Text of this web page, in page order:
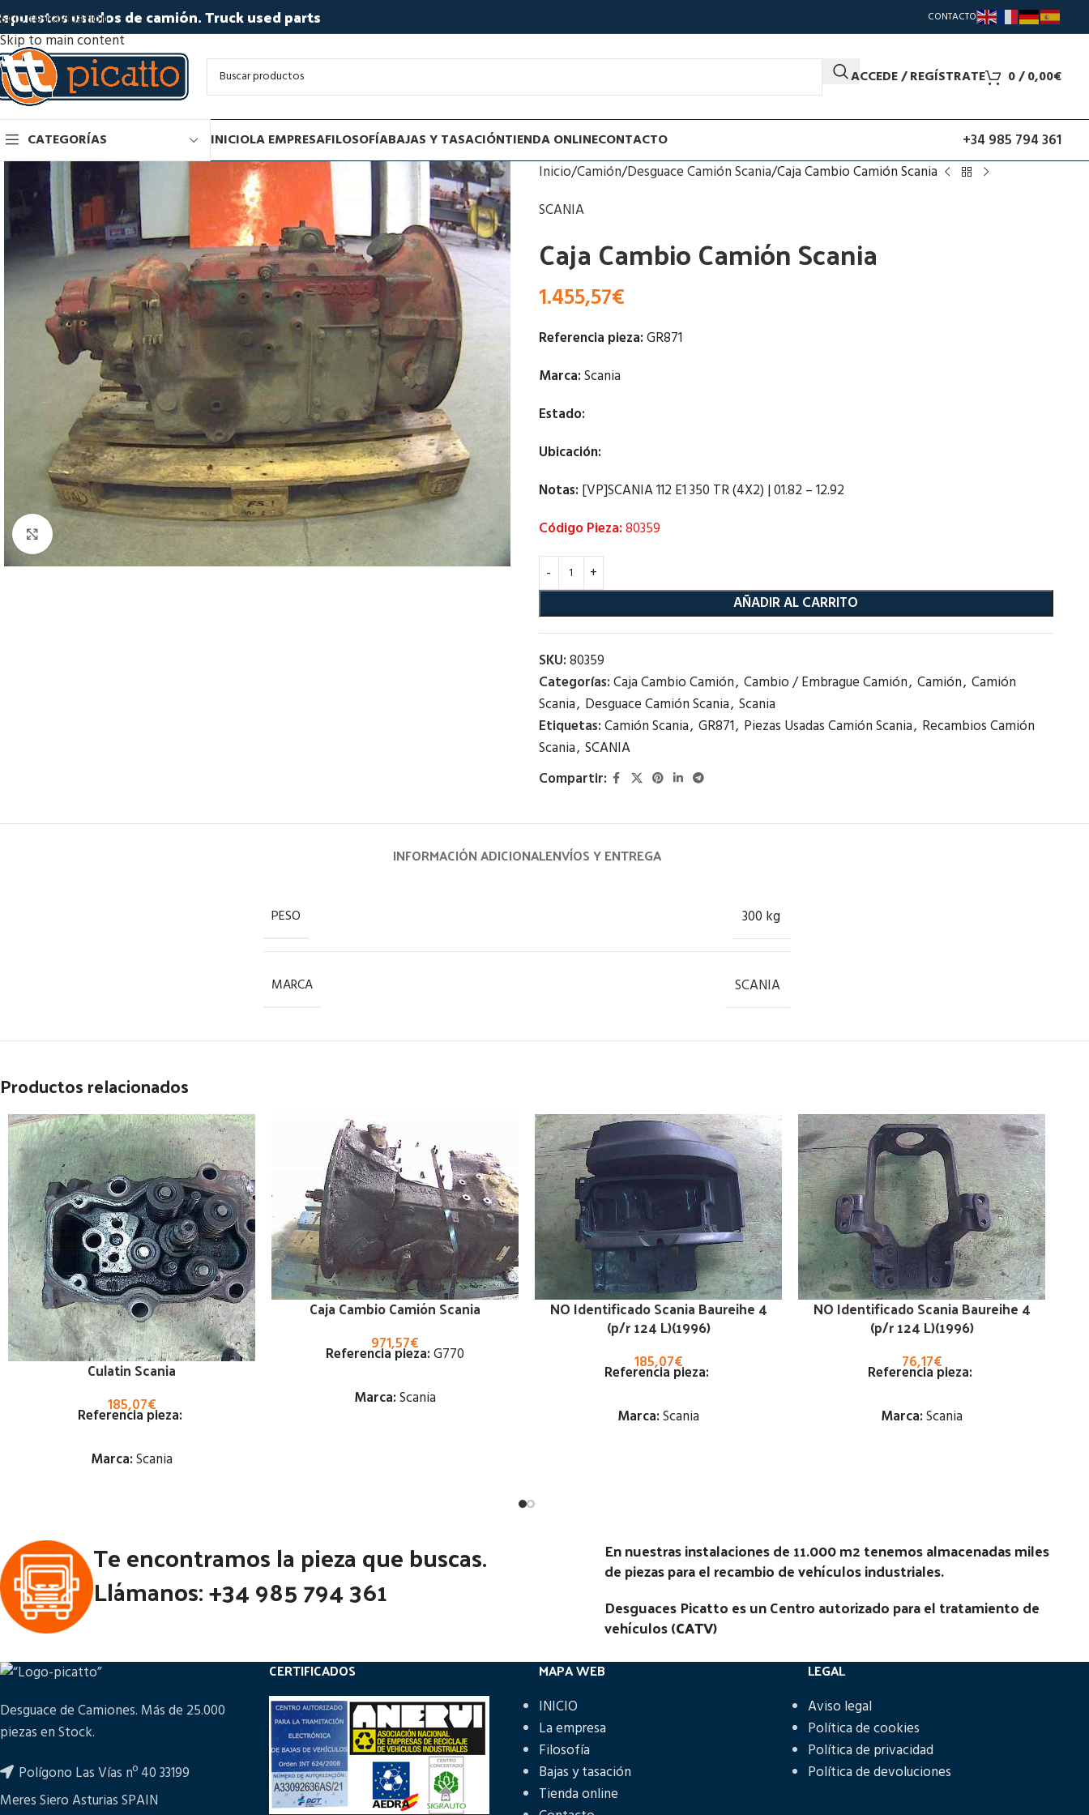
Skip to navigation
Skip to main content
usados de camión. Truck used parts CONTACTO
ACCEDE / REGÍSTRATE 0/0,00€
CATEGORÍAS INICIOLA EMPRESAFILOSOFÍABAJAS Y TASACIÓNTIENDA ONLINECONTACTO +34 985 794 361
Click to enlarge
Inicio Camión Desguace Camión Scania Caja Cambio Camión Scania
SCANIA
Caja Cambio Camión Scania
1.455,57€
Referencia pieza:GR871
Marca:Scania
Estado:
Ubicación:
Notas: [VP]SCANIA 112 E1 350 TR (4X2) | 01.82 – 12.92
Código Pieza:80359
AÑADIR AL CARRITO
SKU:80359
Categorías:Caja Cambio Camión, Cambio / Embrague Camión, Camión, Camión
Scania, Desguace Camión Scania, Scania
Etiquetas:Camión Scania, GR871, Piezas Usadas Camión Scania, Recambios Camión
Scania, SCANIA
Compartir:
INFORMACIÓN ADICIONALENVÍOS Y ENTREGA
PESO 300 kg
MARCA SCANIA
Productos relacionados
Culatin Scania
185,07€
Referencia pieza:
Marca:Scania
Ubicación:
Notas:[VP]SCANIA SERIE 4 E2 R124 -
400 TR (4X2) | 01.96 - 12.01
Código Pieza:
Caja Cambio Camión Scania
971,57€
Referencia pieza:G770
Marca:Scania
Código Pieza:58024
NO Identificado Scania Baureihe 4
(p/r 124 L)(1996)
185,07€
Referencia pieza:
Marca:Scania
Código Pieza:55991
NO Identificado Scania Baureihe 4
(p/r 124 L)(1996)
76,17€
Referencia pieza:
Marca:Scania
Código Pieza:55923
Te encontramos la pieza que buscas.
Llámanos: +34 985 794 361
En nuestras instalaciones de 11.000 m2 tenemos almacenadas miles
de piezas para el recambio de vehículos industriales.
Desguaces Picatto es un Centro autorizado para el tratamiento de
vehículos (CATV)
Desguace de Camiones. Más de 25.000
piezas en Stock.
Polígono Las Vías nº 40 33199
Meres Siero Asturias SPAIN
CERTIFICADOS MAPA WEB
INICIO
La empresa
Filosofía
Bajas y tasación
Tienda online
LEGAL
Aviso legal
Política de cookies
Política de privacidad
Política de devoluciones